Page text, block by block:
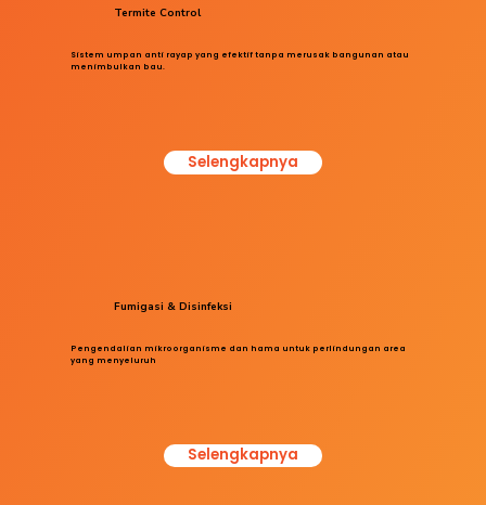
Sistem umpan anti rayap yang efektif tanpa merusak bangunan atau
menimbulkan bau.
Termite Control
Selengkapnya
Pengendalian mikroorganisme dan hama untuk perlindungan area
yang menyeluruh
Fumigasi & Disinfeksi
Selengkapnya